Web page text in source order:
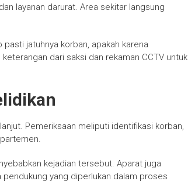
layanan darurat. Area sekitar langsung
jatuhnya korban, apakah karena
dari saksi dan rekaman CCTV untuk
Pemeriksaan meliputi identifikasi korban,
kejadian tersebut. Aparat juga
yang diperlukan dalam proses